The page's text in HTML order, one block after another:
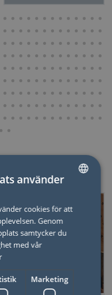
produkter
ENGLISH
använder
cookies för att
Genom
samtycker du
med vår
Marketing